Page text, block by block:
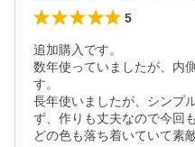
5
追加購入です。
数年使っていましたが、内
す。
長年使いましたが、シンプ
ず、作りも丈夫なので今回
どの色も落ち着いていて素